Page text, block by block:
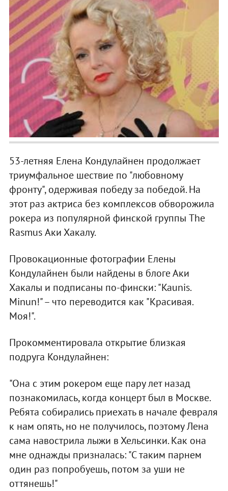
53-летняя Елена Кондулайнен продолжает
триумфальное шествие по "любовному
фронту", одерживая победу за победой. На
этот раз актриса без комплексов обворожила
рокера из популярной финской группы The
Rasmus Аки Хакалу.
Провокационные фотографии Елены
Кондулайнен были найдены в блоге Аки
Хакалы и подписаны по-фински: "Kaunis.
Minun!" – что переводится как "Красивая.
Моя!".
Прокомментировала открытие близкая
подруга Кондулайнен:
"Она с этим рокером еще пару лет назад
познакомилась, когда концерт был в Москве.
Ребята собирались приехать в начале февраля
к нам опять, но не получилось, поэтому Лена
сама навострила лыжи в Хельсинки. Как она
мне однажды призналась: "С таким парнем
один раз попробуешь, потом за уши не
оттянешь!"